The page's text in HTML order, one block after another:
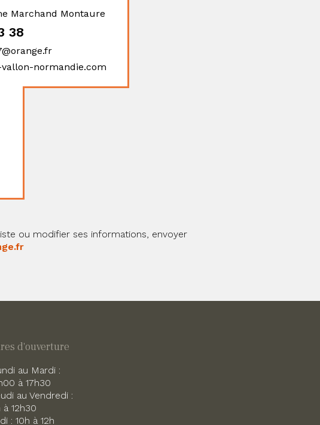
Marchand Montaure
38
normandie.com
ou modifier ses informations, envoyer
d'ouverture
au Mardi :
à 17h30
au Vendredi :
12h30
: 10h à 12h